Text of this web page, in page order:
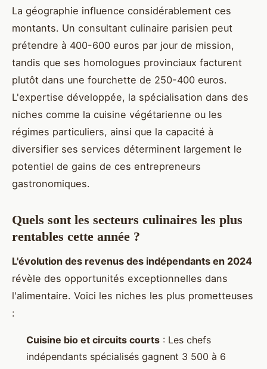
La géographie influence considérablement ces
montants. Un consultant culinaire parisien peut
prétendre à 400-600 euros par jour de mission,
tandis que ses homologues provinciaux facturent
plutôt dans une fourchette de 250-400 euros.
L'expertise développée, la spécialisation dans des
niches comme la cuisine végétarienne ou les
régimes particuliers, ainsi que la capacité à
diversifier ses services déterminent largement le
potentiel de gains de ces entrepreneurs
gastronomiques.
Quels sont les secteurs culinaires les plus
rentables cette année ?
L'évolution des revenus des indépendants en 2024
révèle des opportunités exceptionnelles dans
l'alimentaire. Voici les niches les plus prometteuses
:
Cuisine bio et circuits courts : Les chefs
indépendants spécialisés gagnent 3 500 à 6